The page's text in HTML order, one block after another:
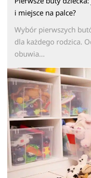
i miejsce na palce?
Wybór pierwszych
dla każdego rodzica.
obuwia...